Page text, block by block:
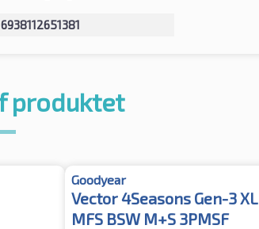
6938112651381
produktet
Goodyear
Vector 4Seasons Gen-3 XL
MFS BSW M+S 3PMSF